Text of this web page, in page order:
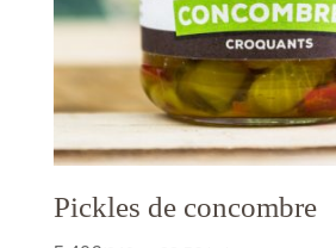
Pickles de concombre